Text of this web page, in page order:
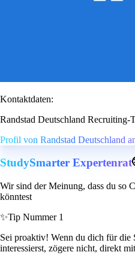
Kontaktdaten:
Randstad Deutschland Recruiting-
Profil von Randstad Deutschland
StudySmarter Expertenrat
Wir sind der Meinung, dass du so
könntest
✨Tip Nummer 1
Sei proaktiv! Wenn du dich für die
interessierst, zögere nicht, direkt